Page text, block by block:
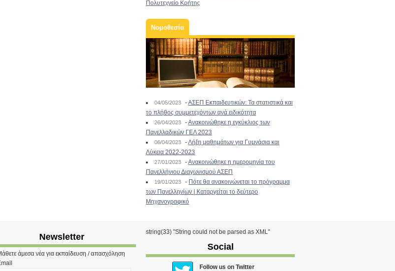
Πολυτεχνείο Κρήτης
Νομοθεσία
04/05/2023 -ΑΣΕΠ Εκπαιδευτικών: Τα στατιστικά και
το πλήθος συμμετεχόντων ανά ειδικότητα
26/04/2023 -Ανακοινώθηκε η εγκύκλιος των
Πανελλαδικών ΓΕΛ 2023
06/04/2023 -Λήξη μαθημάτων για Γυμνάσια και
Λύκεια 2022-2023
27/01/2023 -Ανακοινώθηκε η ημερομηνία του
Πανελλήνιου Διαγωνισμού ΑΣΕΠ
19/01/2023 - Πότε θα ανακοινώνεται το πρόγραμμα
των Πανελληνίων | Καταργείται το δεύτερο
Μηχανογραφικό
Newsletter
άμεσα νέα για εκπαίδευση / απασχόληση
string(33) "String could not be parsed as XML"
Social
Follow us on Twitter